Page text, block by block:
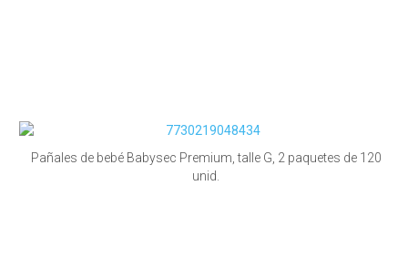
Pañales de bebé Babysec Premium, talle G, 2 paquetes de 120
unid.